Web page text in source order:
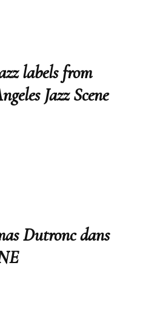
labels from
Jazz Scene
Dutronc dans